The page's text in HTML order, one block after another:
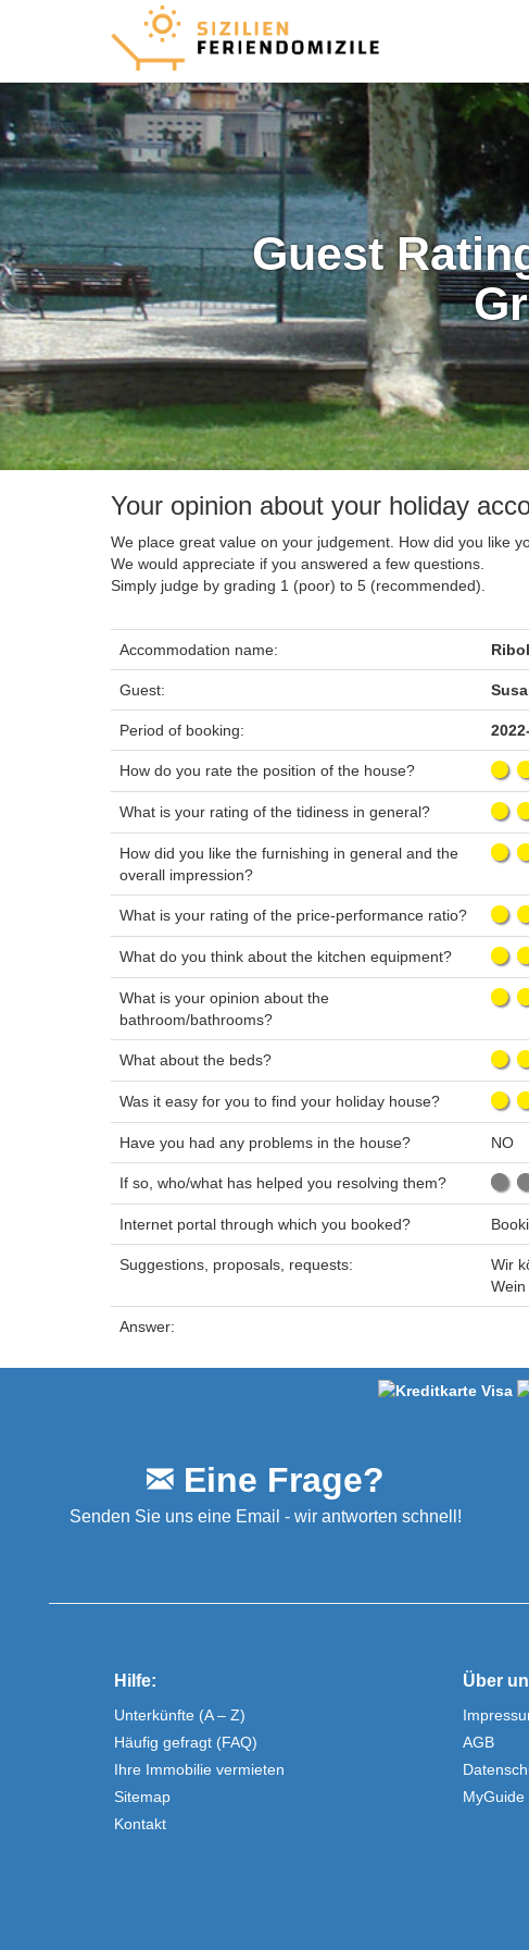
Guest
Your opinion about your holiday
We place great value on your judgement. How did you like
We would appreciate if you answered a few questions.
Simply judge by grading 1 (poor) to 5 (recommended).
Accommodation name:
Guest:
Period of booking:
How do you rate the position of the house?
What is your rating of the tidiness in general?
How did you like the furnishing in general and the
overall impression?
What is your rating of the price-performance ratio?
What do you think about the kitchen equipment?
What is your opinion about the
bathroom/bathrooms?
What about the beds?
Was it easy for you to find your holiday house?
Have you had any problems in the house? NO
If so, who/what has helped you resolving them?
Internet portal through which you booked?
Suggestions, proposals, requests:
Wir
Answer:
Eine Frage?
Senden Sie uns eine Email - wir antworten schnell!
Hilfe:
Unterkünfte (A – Z)
Häufig gefragt (FAQ)
Ihre Immobilie vermieten
Sitemap
Kontakt
Über
AGB
MyGuide